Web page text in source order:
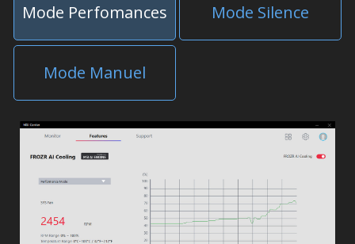
Mode Perfomances Mode Silence
Mode Manuel